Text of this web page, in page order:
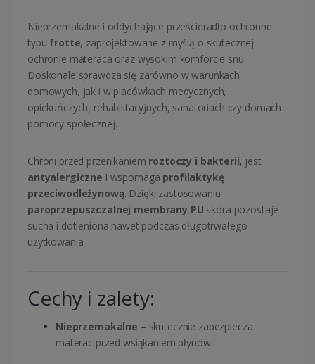
Nieprzemakalne i oddychające prześcieradło ochronne
typu frotte, zaprojektowane z myślą o skutecznej
ochronie materaca oraz wysokim komforcie snu.
Doskonale sprawdza się zarówno w warunkach
domowych, jak i w placówkach medycznych,
opiekuńczych, rehabilitacyjnych, sanatoriach czy domach
pomocy społecznej.
Chroni przed przenikaniem roztoczy i bakterii, jest
antyalergiczne i wspomaga profilaktykę
przeciwodleżynową. Dzięki zastosowaniu
paroprzepuszczalnej membrany PU skóra pozostaje
sucha i dotleniona nawet podczas długotrwałego
użytkowania.
Cechy i zalety:
Nieprzemakalne – skutecznie zabezpiecza
materac przed wsiąkaniem płynów